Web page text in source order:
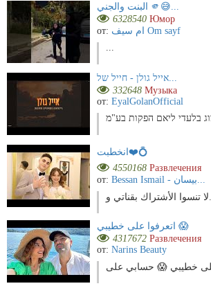
البنت والجني 🫵😅...
6328540 Юмор
от:
ام سيف Om sayf
332648 Музыка
от: EyalGolanOfficial
انخطبت❤️💍
4550168 Развлечения
от:
اتعرفوا على خطيبي 😱
4317672 Развлечения
от: Narins Beauty